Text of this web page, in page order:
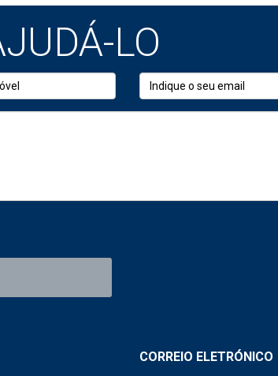
LO
CORREIO ELETRÓNICO